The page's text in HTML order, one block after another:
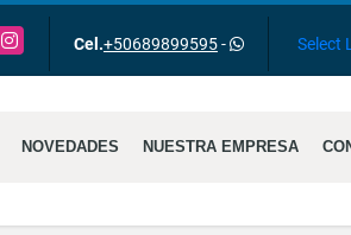
Instagram Cel.+50689899595- Select
NOVEDADES NUESTRA EMPRESA